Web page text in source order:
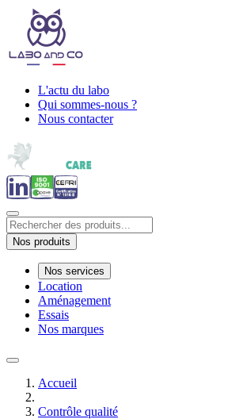
L'actu du labo
Qui sommes-nous ?
Nous contacter
Nos produits
Nos services
Location
Aménagement
Essais
Nos marques
Accueil
Contrôle qualité